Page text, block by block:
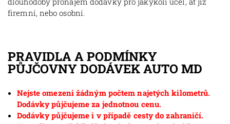
firemní, nebo osobní.
PRAVIDLA A PODMÍNKY
PŮJČOVNY DODÁVEK AUTO MD
Nejste omezeni žádným počtem najetých kilometrů.
Dodávky půjčujeme za jednotnou cenu.
Dodávky půjčujeme i v případě cesty do zahraničí.